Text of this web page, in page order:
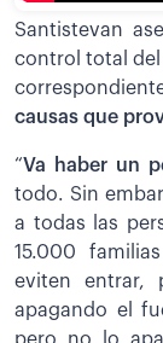
Santistevan
control total del
causas que
“Va haber un
todo. Sin
a todas las
15.000
eviten entrar,
apagando el
pero no lo